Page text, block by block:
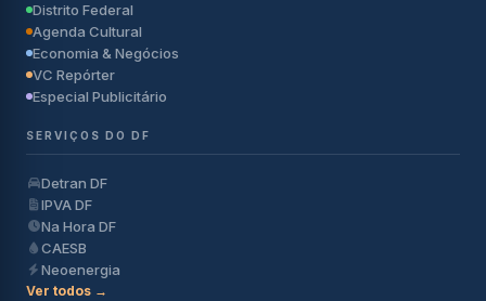
Distrito Federal
Agenda Cultural
Economia & Negócios
VC Repórter
Especial Publicitário
SERVIÇOS DO DF
Detran DF
IPVA DF
Na Hora DF
CAESB
Neoenergia
Ver todos →